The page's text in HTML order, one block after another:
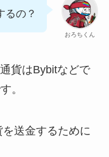
おろちくん
るの？
貨はBybitなどで
。
送金するために